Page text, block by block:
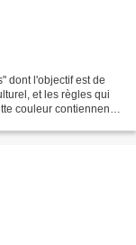
dont l'objectif est de
et les règles qui
couleur contiennent